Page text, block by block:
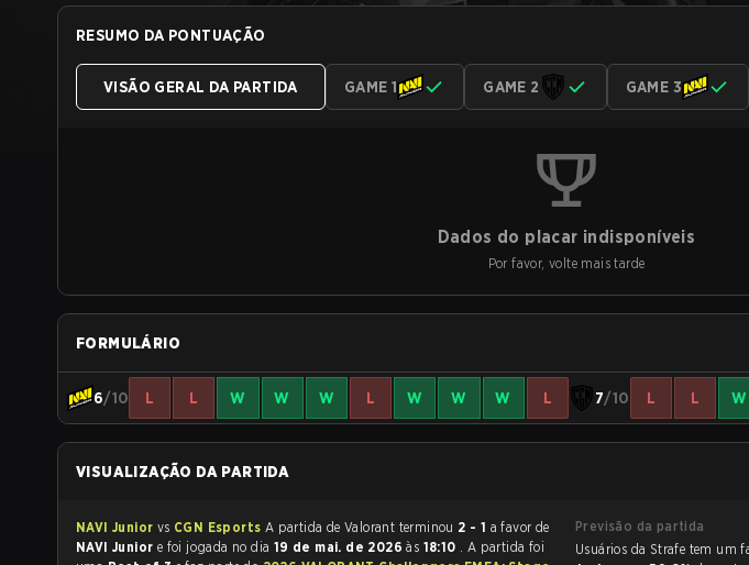
RESUMO DA PONTUAÇÃO
VISÃO GERAL DA PARTIDA GAME 1 GAME 2 GAME 3
Dados do placar indisponíveis
Por favor, volte mais tarde
FORMULÁRIO
6/10 L L W W W L W W W L 7/10 L L W
VISUALIZAÇÃO DA PARTIDA
NAVI Junior vs CGN Esports A partida de Valorant terminou 2 - 1 a favor de
NAVI Junior
e foi jogada no dia 19 de mai. de 2026às 18:10 . A partida foi
Previsão da partida